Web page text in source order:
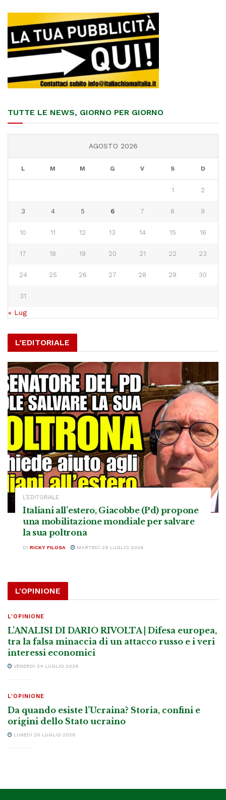
TUTTE LE NEWS, GIORNO PER GIORNO
AGOSTO 2026
L M M G V S D
1 2
3 4 5 6 7 8 9
10 11 12 13 14 15 16
17 18 19 20 21 22 23
24 25 26 27 28 29 30
31
« Lug
L’EDITORIALE
L’EDITORIALE
Italiani all’estero, Giacobbe (Pd) propone
una mobilitazione mondiale per salvare
la sua poltrona
DI RICKY FILOSA MARTEDÌ 28 LUGLIO 2026
L'OPINIONE
L'OPINIONE
L’ANALISI DI DARIO RIVOLTA | Difesa europea,
tra la falsa minaccia di un attacco russo e i veri
interessi economici
VENERDÌ 24 LUGLIO 2026
L'OPINIONE
Da quando esiste l’Ucraina? Storia, confini e
origini dello Stato ucraino
LUNEDÌ 20 LUGLIO 2026